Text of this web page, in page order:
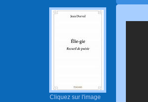
Cliquez sur l'image